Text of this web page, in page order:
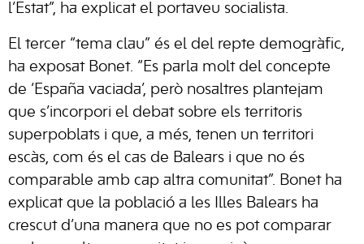
l’Estat”, ha explicat el portaveu socialista.
El tercer “tema clau” és el del repte demogràfic,
ha exposat Bonet. “Es parla molt del concepte
de ‘España vaciada’, però nosaltres plantejam
que s’incorpori el debat sobre els territoris
superpoblats i que, a més, tenen un territori
escàs, com és el cas de Balears i que no és
comparable amb cap altra comunitat”. Bonet ha
explicat que la població a les Illes Balears ha
crescut d’una manera que no es pot comparar